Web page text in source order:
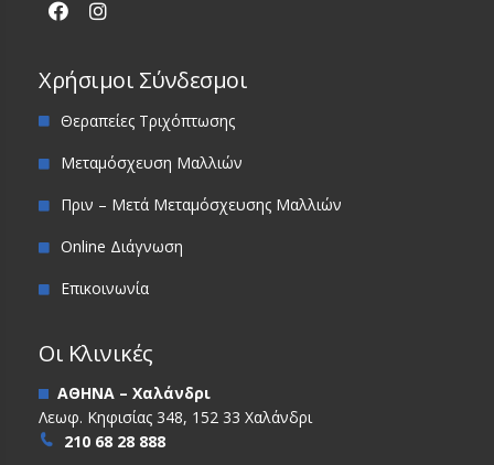
Χρήσιμοι Σύνδεσμοι
Θεραπείες Τριχόπτωσης
Μεταμόσχευση Μαλλιών
Πριν – Μετά Μεταμόσχευσης Μαλλιών
Online Διάγνωση
Επικοινωνία
Οι Κλινικές
ΑΘΗΝΑ – Χαλάνδρι
Λεωφ. Κηφισίας 348, 152 33 Χαλάνδρι
210 68 28 888